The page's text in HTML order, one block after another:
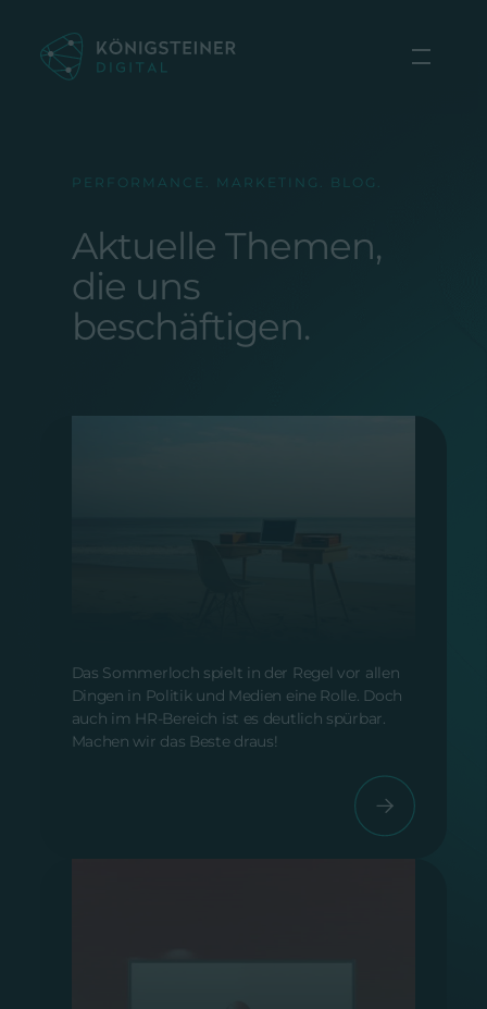
Inhalt
springen
PERFORMANCE. MARKETING. BLOG.
Aktuelle Themen,
die uns
beschäftigen.
Das Sommerloch spielt in der Regel vor allen
Dingen in Politik und Medien eine Rolle. Doch
auch im HR-Bereich ist es deutlich spürbar.
Machen wir das Beste draus!